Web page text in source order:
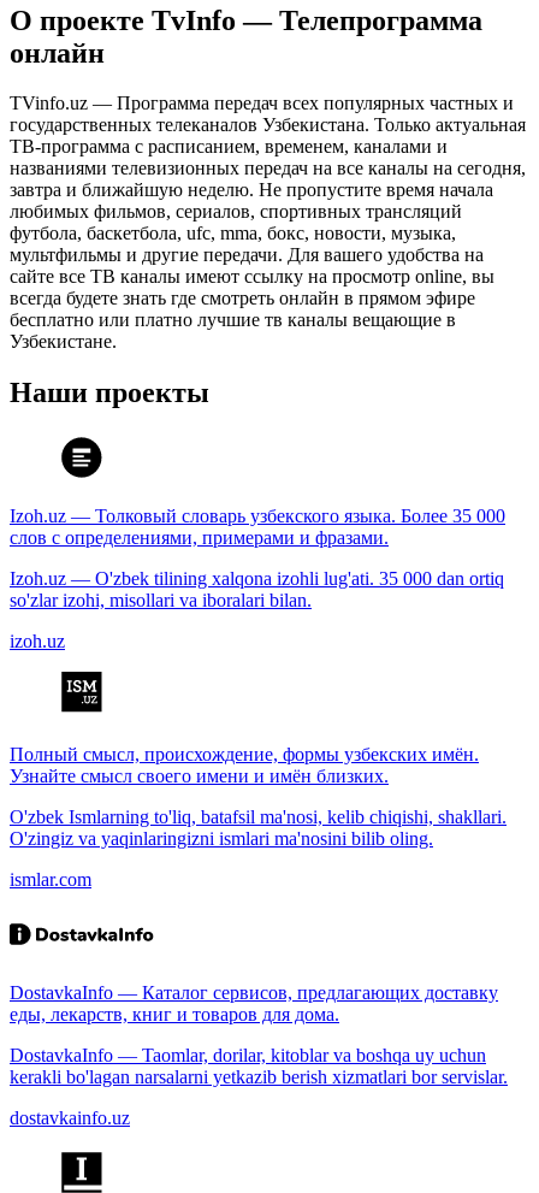
О проекте TvInfo — Телепрограмма
онлайн
TVinfo.uz — Программа передач всех популярных частных и
государственных телеканалов Узбекистана. Только актуальная
ТВ-программа с расписанием, временем, каналами и
названиями телевизионных передач на все каналы на сегодня,
завтра и ближайшую неделю. Не пропустите время начала
любимых фильмов, сериалов, спортивных трансляций
футбола, баскетбола, ufc, mma, бокс, новости, музыка,
мультфильмы и другие передачи. Для вашего удобства на
сайте все ТВ каналы имеют ссылку на просмотр online, вы
всегда будете знать где смотреть онлайн в прямом эфире
бесплатно или платно лучшие тв каналы вещающие в
Узбекистане.
Наши проекты
Izoh.uz — Толковый словарь узбекского языка. Более 35 000
слов с определениями, примерами и фразами.
Izoh.uz — O'zbek tilining xalqona izohli lug'ati. 35 000 dan ortiq
so'zlar izohi, misollari va iboralari bilan.
izoh.uz
Полный смысл, происхождение, формы узбекских имён.
Узнайте смысл своего имени и имён близких.
O'zbek Ismlarning to'liq, batafsil ma'nosi, kelib chiqishi, shakllari.
O'zingiz va yaqinlaringizni ismlari ma'nosini bilib oling.
ismlar.com
DostavkaInfo — Каталог сервисов, предлагающих доставку
еды, лекарств, книг и товаров для дома.
DostavkaInfo — Taomlar, dorilar, kitoblar va boshqa uy uchun
kerakli bo'lagan narsalarni yetkazib berish xizmatlari bor servislar.
dostavkainfo.uz